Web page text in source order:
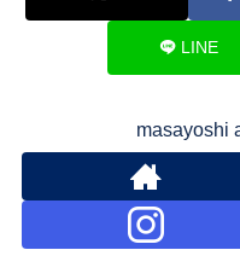
LINE
masayoshi